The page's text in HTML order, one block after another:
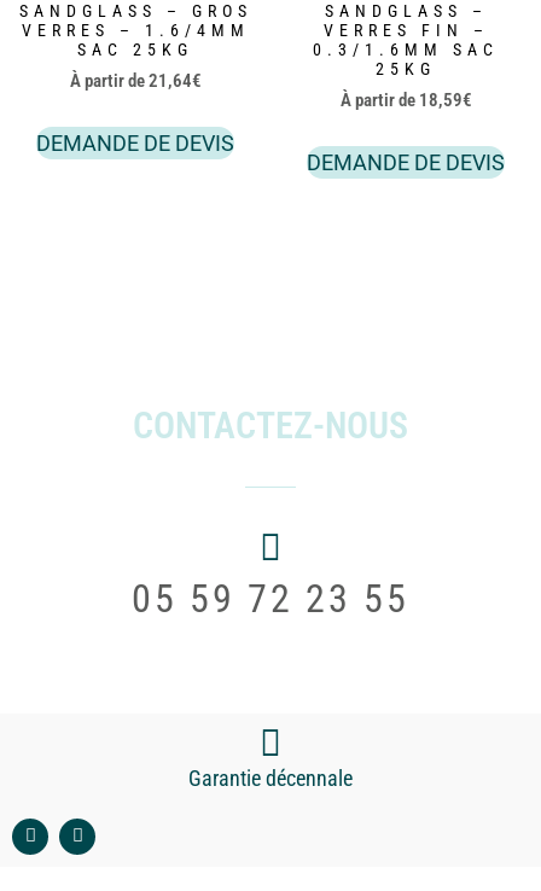
SANDGLASS – GROS
VERRES – 1.6/4MM
SAC 25KG
À partir de21,64€
DEMANDE DE DEVIS
SANDGLASS –
VERRES FIN –
0.3/1.6MM SAC
25KG
À partir de 18,59€
DEMANDE DE DEVIS
CONTACTEZ-NOUS
05 59 72 23 55
Garantie décennale